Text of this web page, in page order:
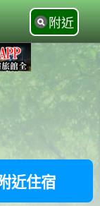
附近
近住宿